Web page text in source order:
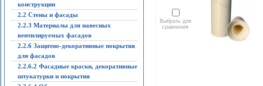
конструкции
2.2 Стены и фасады
2.2.3 Материалы для навесных
вентилируемых фасадов
2.2.6 Защитно-декоративные покрытия
для фасадов
2.2.6.2 Фасадные краски, декоративные
штукатурки и покрытия
Выбрать для
сравнения